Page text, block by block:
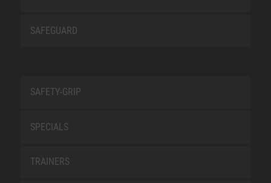
SAFEGUARD
SAFETY-GRIP
SPECIALS
TRAINERS